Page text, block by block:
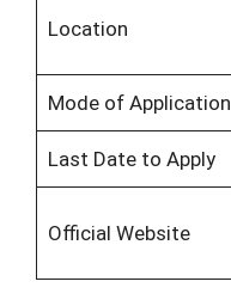
Location
Mode of Application
Last Date to Apply
Official Website